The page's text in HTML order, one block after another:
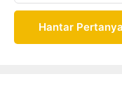
Hantar